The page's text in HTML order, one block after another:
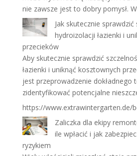
nie zawsze jest to dobry pomysł.
Jak skutecznie sprawdzić
hydroizolacji łazienki i
przecieków
Aby skutecznie sprawdzić
łazienki i uniknąć kosztownych
jest przeprowadzenie dokładnego
zidentyfikować potencjalne
https://www.extrawintergarten.de/
Zaliczka dla ekipy
ile wpłacić i jak
ryzykiem